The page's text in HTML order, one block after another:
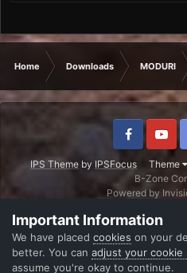
Home Downloads MODURI
IPS Theme by IPSFocus Theme
B-Zone
Powered by
Important Information
We have placed cookies on your
better. You can adjust your cookie
assume you're okay to continue.